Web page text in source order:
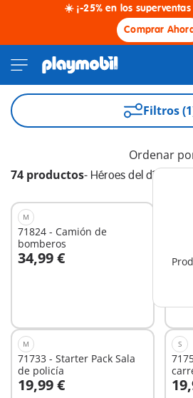
☀️ ¡-25% en los
Comprar
Filtros
74 productos- Héroes del día a día
Ordenar
M
71824 - Camión de
bomberos
34,99 €
A la cesta
M
71733 - Starter Pack Sala
de policía
19,99 €
A la cesta
S
A